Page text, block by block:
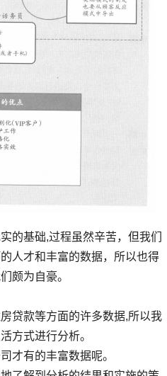
的基础,过程虽然辛苦，但我们
人才和丰富的数据，所以也得
颇为自豪。
贷款等方面的许多数据,所以我
方式进行分析。
才有的丰富数据呢。